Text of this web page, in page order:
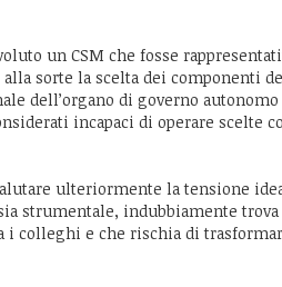
un CSM che fosse
sorte la scelta dei componenti
dell’organo di governo
incapaci di operare scelte
ulteriormente la tensione
strumentale, indubbiamente
i colleghi e che rischia di